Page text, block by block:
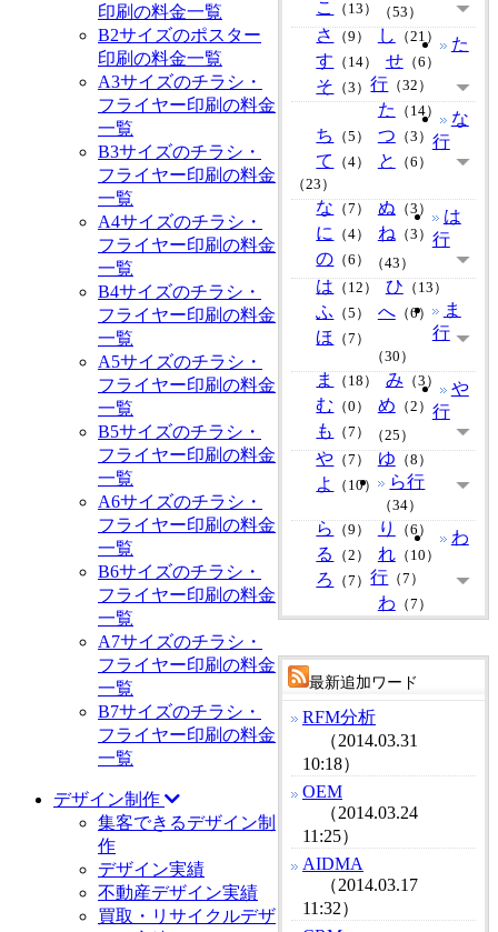
こ （13） （53）
さ （9） し （21）
す （14） せ（6）
そ （3）
た
行 （32）
た （14）
ち （5） つ （3）
て （4） と （6）
な
行
（23）
な （7） ぬ （3）
に （4） ね（3）
の （6）
は
行
（43）
は （12） ひ （13）
ふ （5） へ（6）
ほ （7）
ま
行
（30）
ま （18） み （3）
む （0） め （2）
も （7）
や
行
（25）
や （7） ゆ （8）
よ （10） ら行
（34）
ら （9） り （6）
る （2） れ（10）
ろ （7）
わ
行 （7）
わ （7）
最新追加ワード
RFM分析
（2014.03.31
10:18）
OEM
（2014.03.24
11:25）
AIDMA
（2014.03.17
11:32）
印刷の料金一覧
B2サイズのポスター
印刷の料金一覧
A3サイズのチラシ・
フライヤー印刷の料金
一覧
B3サイズのチラシ・
フライヤー印刷の料金
一覧
A4サイズのチラシ・
フライヤー印刷の料金
一覧
B4サイズのチラシ・
フライヤー印刷の料金
一覧
A5サイズのチラシ・
フライヤー印刷の料金
一覧
B5サイズのチラシ・
フライヤー印刷の料金
一覧
A6サイズのチラシ・
フライヤー印刷の料金
一覧
B6サイズのチラシ・
フライヤー印刷の料金
一覧
A7サイズのチラシ・
フライヤー印刷の料金
一覧
B7サイズのチラシ・
フライヤー印刷の料金
一覧
デザイン制作
集客できるデザイン制
作
デザイン実績
不動産デザイン実績
買取・リサイクルデザ